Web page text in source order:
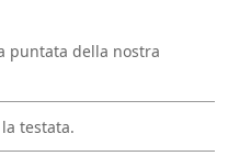
puntata della nostra
testata.